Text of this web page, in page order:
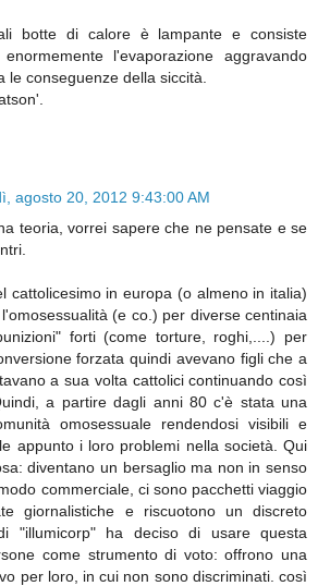
botte di calore è lampante e consiste
enormemente l'evaporazione aggravando
le conseguenze della siccità.
agosto 20, 2012 9:43:00 AM
teoria, vorrei sapere che ne pensate e se
cattolicesimo in europa (o almeno in italia)
(e co.) per diverse centinaia
forti (come torture, roghi,....) per
forzata quindi avevano figli che a
a sua volta cattolici continuando così
a partire dagli anni 80 c'è stata una
omosessuale rendendosi visibili e
appunto i loro problemi nella società. Qui
diventano un bersaglio ma non in senso
commerciale, ci sono pacchetti viaggio
giornalistiche e riscuotono un discreto
"illumicorp" ha deciso di usare questa
come strumento di voto: offrono una
per loro, in cui non sono discriminati. così